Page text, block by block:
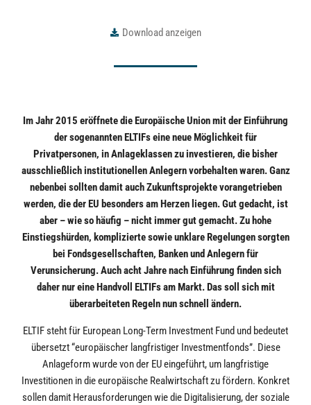
Download anzeigen
Im Jahr 2015 eröffnete die Europäische Union mit der Einführung
der sogenannten ELTIFs eine neue Möglichkeit für
Privatpersonen, in Anlageklassen zu investieren, die bisher
ausschließlich institutionellen Anlegern vorbehalten waren. Ganz
nebenbei sollten damit auch Zukunftsprojekte vorangetrieben
werden, die der EU besonders am Herzen liegen. Gut gedacht, ist
aber – wie so häufig – nicht immer gut gemacht. Zu hohe
Einstiegshürden, komplizierte sowie unklare Regelungen sorgten
bei Fondsgesellschaften, Banken und Anlegern für
Verunsicherung. Auch acht Jahre nach Einführung finden sich
daher nur eine Handvoll ELTIFs am Markt. Das soll sich mit
überarbeiteten Regeln nun schnell ändern.
ELTIF steht für European Long-Term Investment Fund und bedeutet
übersetzt “europäischer langfristiger Investmentfonds”. Diese
Anlageform wurde von der EU eingeführt, um langfristige
Investitionen in die europäische Realwirtschaft zu fördern. Konkret
sollen damit Herausforderungen wie die Digitalisierung, der soziale